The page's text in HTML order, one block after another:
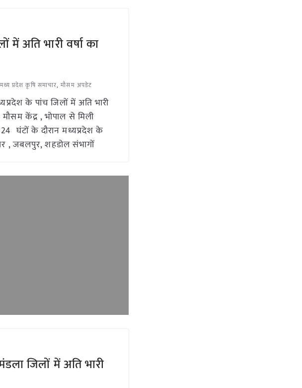
में अति भारी वर्षा का
मध्य प्रदेश कृषि समाचार,मौसम अपडेट
के पांच जिलों में अति भारी
केंद्र , भोपाल से मिली
घंटों के दौरान मध्यप्रदेश के
, जबलपुर, शहडोल संभागों
जिलों में अति भारी